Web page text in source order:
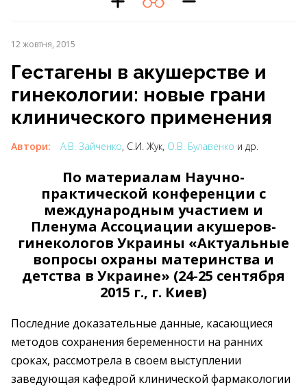
12 жовтня, 2015
Гестагены в акушерстве и
гинекологии: новые грани
клинического применения
Автори: А.В. Зайченко, С.И. Жук, О.В. Булавенко и др.
По материалам Научно-
практической конференции с
международным участием и
Пленума Ассоциации акушеров-
гинекологов Украины «Актуальные
вопросы охраны материнства и
детства в Украине» (24-25 сентября
2015 г., г. Киев)
Последние доказательные данные, касающиеся
методов сохранения беременности на ранних
сроках, рассмотрела в своем выступлении
заведующая кафедрой клинической фармакологии